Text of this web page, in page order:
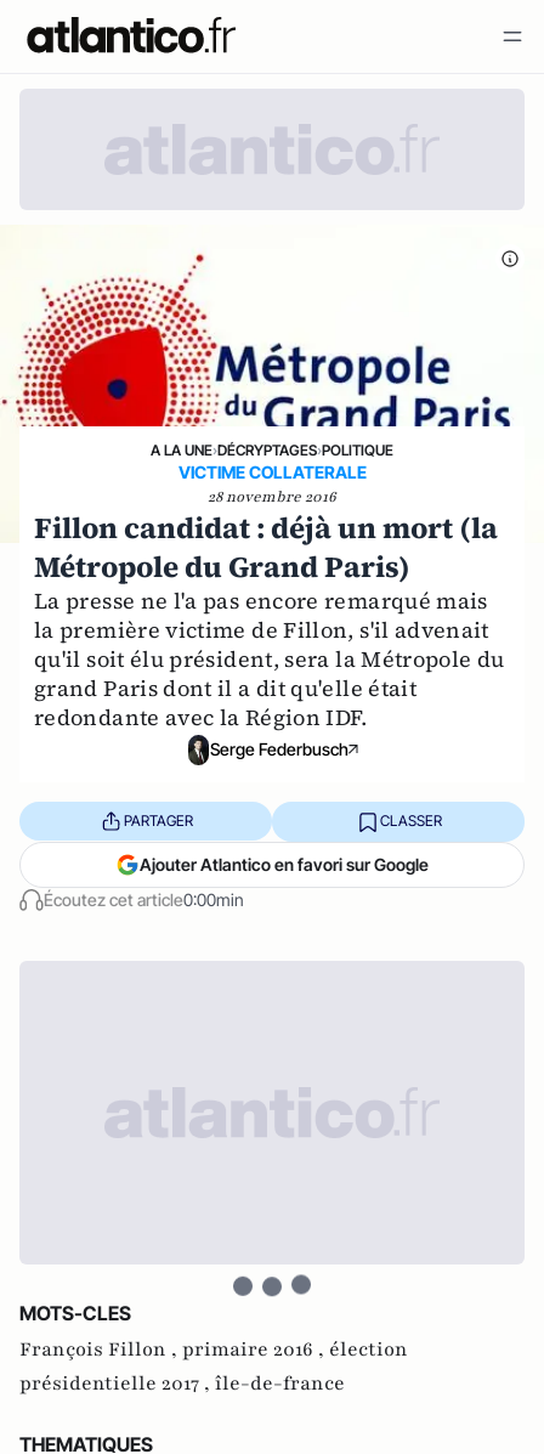
A LA UNE›DÉCRYPTAGES›POLITIQUE
VICTIME COLLATERALE
28 novembre 2016
Fillon candidat : déjà un mort (la
Métropole du Grand Paris)
La presse ne l'a pas encore remarqué mais
la première victime de Fillon, s'il advenait
qu'il soit élu président, sera la Métropole du
grand Paris dont il a dit qu'elle était
redondante avec la Région IDF.
Serge Federbusch
Écoutez cet article0:00min
PARTAGER CLASSER
Ajouter Atlantico en favori sur Google
MOTS-CLES
François Fillon , primaire 2016 , élection
présidentielle 2017 , île-de-france
THEMATIQUES